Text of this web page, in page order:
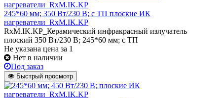
245*60 мм; 350 Вт/230 В; с ТП плоские ИК
нагреватели_RxM.IK.KP
RxM.IK.KP_Керамический инфракрасный излучатель
плоский 350 Вт/230 В; 245*60 мм; с ТП
Не указана цена за 1
Нет в наличии
Под заказ
Быстрый просмотр